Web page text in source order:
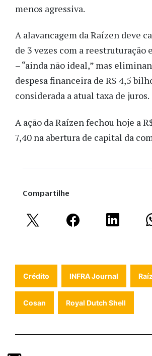
menos agressiva.
A alavancagem da Raízen deve
de 3 vezes com a reestruturação
– “ainda não ideal,” mas
despesa financeira de R$ 4,5
considerada a atual taxa de juros.
A ação da Raízen fechou hoje a
7,40 na abertura de capital da
Compartilhe
Crédito INFRA Journal
Cosan Royal Dutch Shell